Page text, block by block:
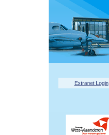
Extranet Login